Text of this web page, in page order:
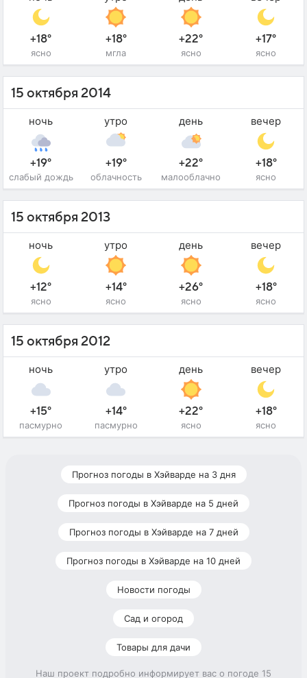
+18°
ясно
+18°
мгла
+22°
ясно
+17°
ясно
15 октября 2014
ночь
+19°
слабый дождь
утро
+19°
облачность
день
+22°
малооблачно
вечер
+18°
ясно
15 октября 2013
ночь
+12°
ясно
утро
+14°
ясно
день
+26°
ясно
вечер
+18°
ясно
15 октября 2012
ночь
+15°
пасмурно
утро
+14°
пасмурно
день
+22°
ясно
вечер
+18°
ясно
Прогноз погоды в Хэйварде на 3 дня
Прогноз погоды в Хэйварде на 5 дней
Прогноз погоды в Хэйварде на 7 дней
Прогноз погоды в Хэйварде на 10 дней
Новости погоды
Сад и огород
Товары для дачи
Наш проект подробно информирует вас о погоде 15